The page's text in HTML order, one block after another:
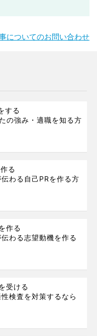
についてのお問い合わせ
する
の強み・適職を知る方
る
わる自己PRを作る方
作る
わる志望動機を作る
受ける
検査を対策するなら